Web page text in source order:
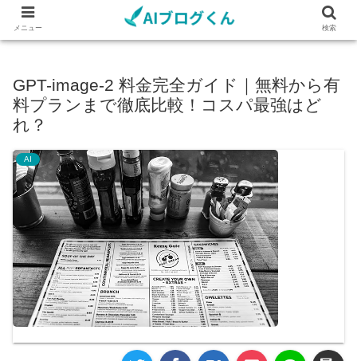
GPT-image-2 料金完全ガイド｜無料から有
料プランまで徹底比較！コスパ最強はど
れ？
AI
メニュー 検索